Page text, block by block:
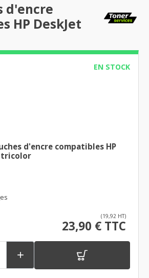
d'encre
HP DeskJet
EN STOCK
d'encre compatibles HP
tricolor
(19,92 HT)
23,90 € TTC
